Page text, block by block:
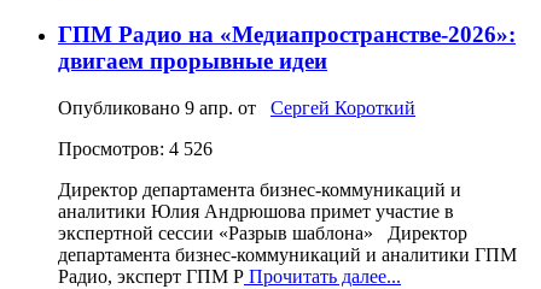
ГПМ Радио на «Медиапространстве-2026»:
двигаем прорывные идеи
Опубликовано 9 апр. от Сергей Короткий
Просмотров: 4 526
Директор департамента бизнес-коммуникаций и
аналитики Юлия Андрюшова примет участие в
экспертной сессии «Разрыв шаблона» Директор
департамента бизнес‑коммуникаций и аналитики ГПМ
Радио, эксперт ГПМ Р Прочитать далее...